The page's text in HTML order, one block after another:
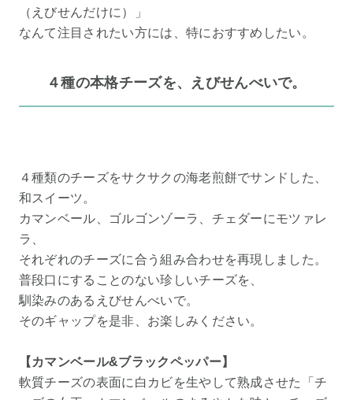
（えびせんだけに）」
なんて注目されたい方には、特におすすめしたい。
４種の本格チーズを、えびせんべいで。
４種類のチーズをサクサクの海老煎餅でサンドした、
和スイーツ。
カマンベール、ゴルゴンゾーラ、チェダーにモツァレ
ラ、
それぞれのチーズに合う組み合わせを再現しました。
普段口にすることのない珍しいチーズを、
馴染みのあるえびせんべいで。
そのギャップを是非、お楽しみください。
【カマンベール&ブラックペッパー】
軟質チーズの表面に白カビを生やして熟成させた「チ